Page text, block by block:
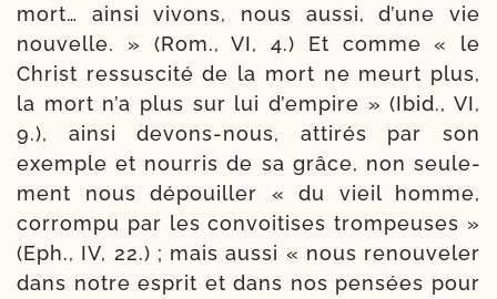
mort… ain­si vivons, nous aus­si, d’une vie
nou­velle. » (Rom., VI, 4.) Et comme « le
Christ res­sus­ci­té de la mort ne meurt plus,
la mort n’a plus sur lui d’empire » (Ibid., VI,
9.), ain­si devons-​nous, atti­rés par son
exemple et nour­ris de sa grâce, non seule­
ment nous dépouiller « du vieil homme,
cor­rom­pu par les convoi­tises trom­peuses »
(Eph., IV, 22.) ; mais aus­si « nous renou­ve­ler
dans notre esprit et dans nos pen­sées pour